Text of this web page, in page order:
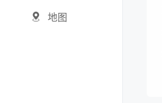
地图